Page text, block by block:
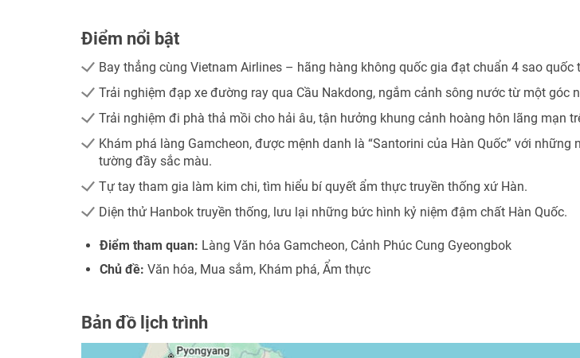
Điểm nổi bật
Bay thẳng cùng Vietnam Airlines – hãng hàng không quốc gia đạt chuẩn 4 sao quốc
Trải nghiệm đạp xe đường ray qua Cầu Nakdong, ngắm cảnh sông nước từ một góc
Trải nghiệm đi phà thả mồi cho hải âu, tận hưởng khung cảnh hoàng hôn lãng mạn
Khám phá làng Gamcheon, được mệnh danh là “Santorini của Hàn Quốc” với những
tường đầy sắc màu.
Tự tay tham gia làm kim chi, tìm hiểu bí quyết ẩm thực truyền thống xứ Hàn.
Diện thử Hanbok truyền thống, lưu lại những bức hình kỷ niệm đậm chất Hàn Quốc.
Điểm tham quan: Làng Văn hóa Gamcheon, Cảnh Phúc Cung Gyeongbok
Chủ đề: Văn hóa, Mua sắm, Khám phá, Ẩm thực
Bản đồ lịch trình